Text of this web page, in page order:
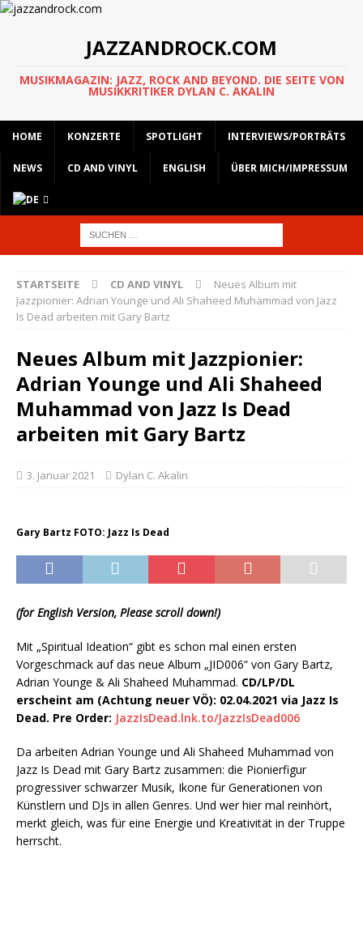
JAZZANDROCK.COM
MUSIKMAGAZIN: JAZZ, ROCK AND BEYOND. DIE SEITE VON
MUSIKKRITIKER DYLAN C. AKALIN
HOME KONZERTE SPOTLIGHT INTERVIEWS/PORTRÄTS
NEWS CD AND VINYL ENGLISH ÜBER MICH/IMPRESSUM
STARTSEITE CD AND VINYL
Neues Album mit
Jazzpionier: Adrian Younge und Ali Shaheed Muhammad von Jazz
Is Dead arbeiten mit Gary Bartz
Neues Album mit Jazzpionier:
Adrian Younge und Ali Shaheed
Muhammad von Jazz Is Dead
arbeiten mit Gary Bartz
3. Januar 2021 Dylan C. Akalin
Gary Bartz FOTO: Jazz Is Dead
(for English Version, Please scroll down!)
Mit „Spiritual Ideation“ gibt es schon mal einen ersten
Vorgeschmack auf das neue Album „JID006“ von Gary Bartz,
Adrian Younge & Ali Shaheed Muhammad. CD/LP/DL
erscheint am (Achtung neuer VÖ): 02.04.2021 via Jazz Is
Dead. Pre Order: JazzIsDead.lnk.to/JazzIsDead006
Da arbeiten Adrian Younge und Ali Shaheed Muhammad von
Jazz Is Dead mit Gary Bartz zusammen: die Pionierfigur
progressiver schwarzer Musik, Ikone für Generationen von
Künstlern und DJs in allen Genres. Und wer hier mal reinhört,
merkt gleich, was für eine Energie und Kreativität in der Truppe
herrscht.